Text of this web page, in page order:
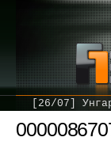
[26/07]